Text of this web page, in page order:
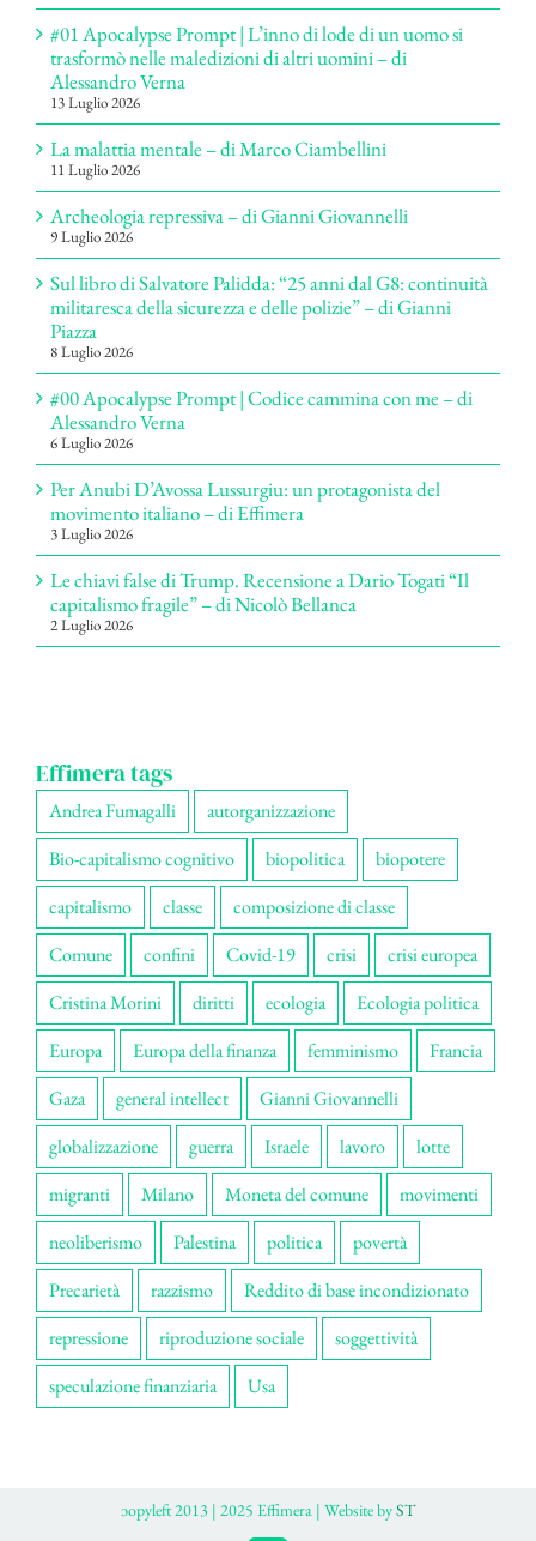
#01 Apocalypse Prompt | L’inno di lode di un uomo si
trasformò nelle maledizioni di altri uomini – di
Alessandro Verna
13 Luglio 2026
La malattia mentale – di Marco Ciambellini
11 Luglio 2026
Archeologia repressiva – di Gianni Giovannelli
9 Luglio 2026
Sul libro di Salvatore Palidda: “25 anni dal G8: continuità
militaresca della sicurezza e delle polizie” – di Gianni
Piazza
8 Luglio 2026
#00 Apocalypse Prompt | Codice cammina con me – di
Alessandro Verna
6 Luglio 2026
Per Anubi D’Avossa Lussurgiu: un protagonista del
movimento italiano – di Effimera
3 Luglio 2026
Le chiavi false di Trump. Recensione a Dario Togati “Il
capitalismo fragile” – di Nicolò Bellanca
2 Luglio 2026
Effimera tags
Andrea Fumagalli
autorganizzazione
Bio-capitalismo cognitivo
biopolitica
biopotere
capitalismo
classe
composizione di classe
Comune
confini Covid-19 crisi
crisi europea
Cristina Morini
diritti ecologia
Ecologia politica
Europa
Europa della finanza femminismo
Francia
Gaza
general intellect
Gianni Giovannelli
globalizzazione
guerra Israele lavoro
lotte
migranti
Milano Moneta del comune
movimenti
neoliberismo
Palestina politica
povertà
Precarietà
razzismo
Reddito di base incondizionato
repressione
riproduzione sociale
soggettività
speculazione finanziaria
Usa
ɔopyleft 2013 | 2025 Effimera | Website byST